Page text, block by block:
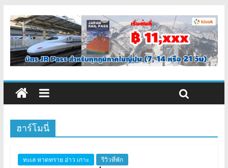
ฮาร์โมนี่
ทะเล หาดทราย อ่าว เกาะ รีวิวที่พัก